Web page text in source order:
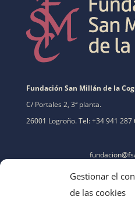
Gestionar el
de las cookies
Fundación San Millán de la
C/ Portales 2, 3ª planta.
26001 Logroño. Tel: +34 941 287